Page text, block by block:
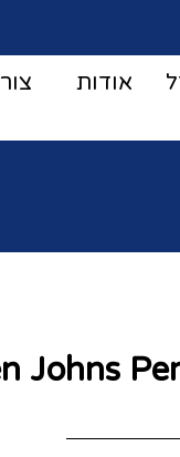
אודות
Johns